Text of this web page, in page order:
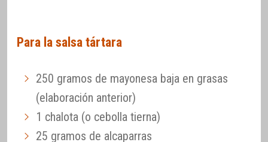
Para la salsa tártara
250 gramos de mayonesa baja en grasas
(elaboración anterior)
1 chalota (o cebolla tierna)
25 gramos de alcaparras